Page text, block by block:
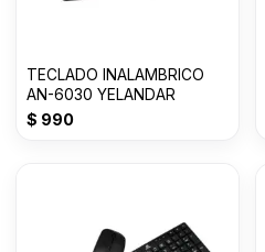
TECLADO INALAMBRICO
AN-6030 YELANDAR
$ 990